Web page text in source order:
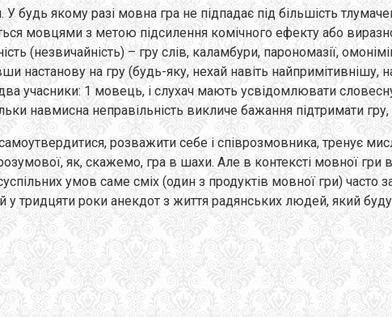
будь якому разі мовна гра не підпадає під більшість
мовцями з метою підсилення комічного ефекту або
(незвичайність) – гру слів, каламбури, парономазії,
настанову на гру (будь-яку, нехай навіть найпримітивнішу,
учасники: 1 мовець, і слухач мають усвідомлювати
навмисна неправільність викличе бажання підтримати
розважити себе і співрозмовника, тренує
як, скажемо, гра в шахи. Але в контексті мовної гри
умов саме сміх (один з продуктів мовної гри) часто
роки анекдот з життя радянських людей, який